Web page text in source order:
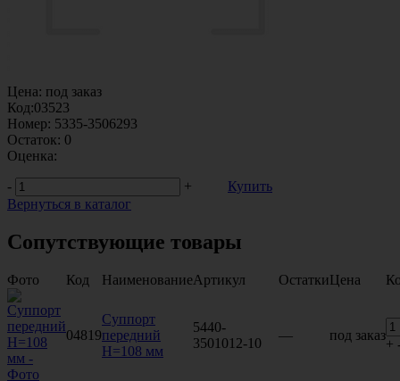
Цена: под заказ
Код:03523
Номер: 5335-3506293
Остаток: 0
Оценка:
-
+
Купить
Вернуться в каталог
Сопутствующие товары
Фото Код НаименованиеАртикул ОстаткиЦена
04819
Суппорт
передний
H=108 мм
5440-
3501012-10
— под заказ
+